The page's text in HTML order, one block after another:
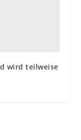
wird teilweise